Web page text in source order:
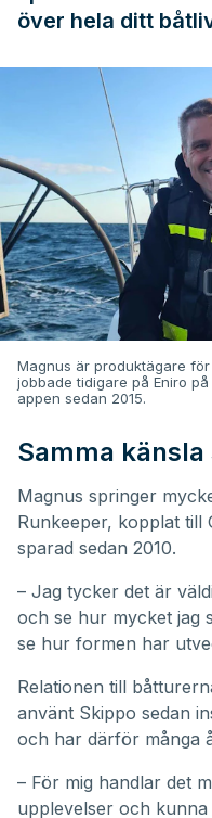
över hela ditt
Magnus är produktägare
jobbade tidigare på Eniro
appen sedan 2015.
Samma
Magnus springer
Runkeeper, kopplat till
sparad sedan 2010.
– Jag tycker det är
och se hur mycket jag
se hur formen har
Relationen till
använt Skippo sedan
och har därför många
– För mig handlar det
upplevelser och kunna